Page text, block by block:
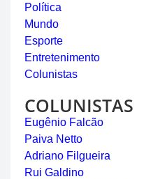
Política
Mundo
Esporte
Entretenimento
Colunistas
COLUNISTAS
Eugênio Falcão
Paiva Netto
Adriano Filgueira
Rui Galdino